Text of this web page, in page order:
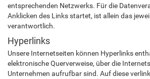
entsprechenden Netzwerks. Für die
Anklicken des Links startet, ist allein das
verantwortlich.
Hyperlinks
Unsere Internetseiten können Hyperlinks
elektronische Querverweise, über die
Unternehmen aufrufbar sind. Auf diese